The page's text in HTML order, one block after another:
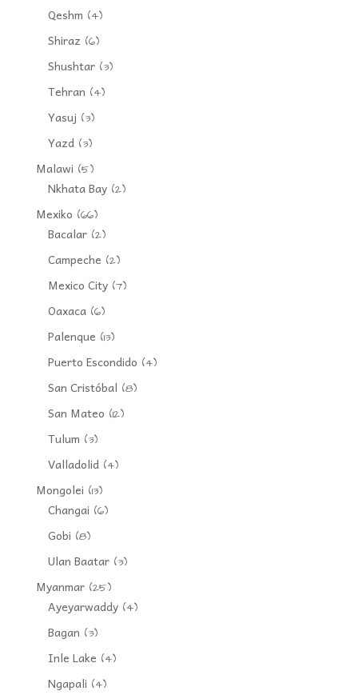
Qeshm (4)
Shiraz (6)
Shushtar(3)
Tehran (4)
Yasuj (3)
Yazd(3)
Malawi (5)
Nkhata Bay(2)
Mexiko (66)
Bacalar(2)
Campeche (2)
Mexico City(7)
Oaxaca(6)
Palenque (13)
Puerto Escondido (4)
San Cristóbal (8)
San Mateo (12)
Tulum (3)
Valladolid(4)
Mongolei (13)
Changai (6)
Gobi (8)
Ulan Baatar(3)
Myanmar(25)
Ayeyarwaddy(4)
Bagan (3)
Inle Lake (4)
Ngapali (4)